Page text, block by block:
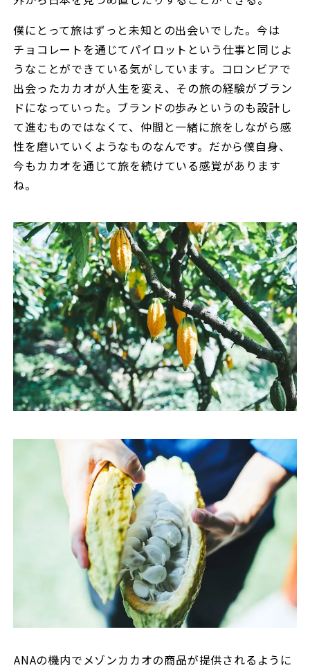
僕にとって旅はずっと未知との出会いでした。今は
チョコレートを通じてパイロットという仕事と同じよ
うなことができている気がしています。コロンビアで
出会ったカカオが人生を変え、その旅の経験がブラン
ドになっていった。ブランドの歩みというのも設計し
て進むものではなくて、仲間と一緒に旅をしながら感
性を磨いていくようなものなんです。だから僕自身、
今もカカオを通じて旅を続けている感覚があります
ね。
――ANAの機内でメゾンカカオの商品が提供されるように